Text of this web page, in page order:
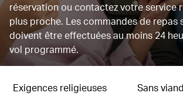
réservation ou contactez votre service
plus proche. Les commandes de repas
doivent être effectuées au moins 24
vol programmé.
Exigences religieuses Sans